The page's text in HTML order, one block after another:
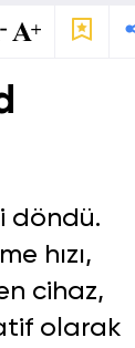
döndü.
hızı,
cihaz,
olarak